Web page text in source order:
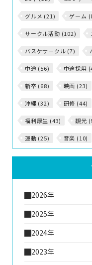
グルメ (21) ゲーム
サークル活動 (102)
バスケサークル (7)
中途 (56) 中途採用
新卒 (68) 映画 (23)
沖縄 (32) 研修 (44)
福利厚生 (43) 観光
運動 (25) 音楽 (10)
2026年
2025年
2024年
2023年